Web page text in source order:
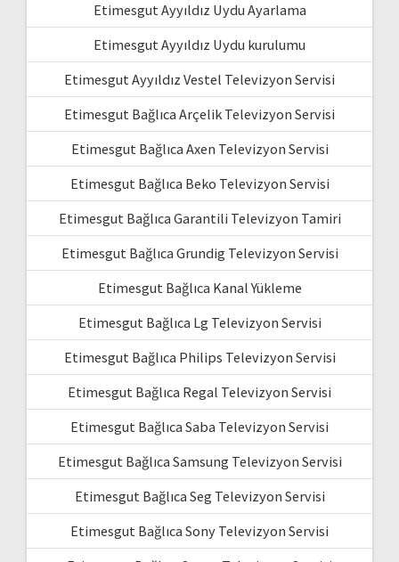
Etimesgut Ayyıldız Uydu Ayarlama
Etimesgut Ayyıldız Uydu kurulumu
Etimesgut Ayyıldız Vestel Televizyon Servisi
Etimesgut Bağlıca Arçelik Televizyon Servisi
Etimesgut Bağlıca Axen Televizyon Servisi
Etimesgut Bağlıca Beko Televizyon Servisi
Etimesgut Bağlıca Garantili Televizyon Tamiri
Etimesgut Bağlıca Grundig Televizyon Servisi
Etimesgut Bağlıca Kanal Yükleme
Etimesgut Bağlıca Lg Televizyon Servisi
Etimesgut Bağlıca Philips Televizyon Servisi
Etimesgut Bağlıca Regal Televizyon Servisi
Etimesgut Bağlıca Saba Televizyon Servisi
Etimesgut Bağlıca Samsung Televizyon Servisi
Etimesgut Bağlıca Seg Televizyon Servisi
Etimesgut Bağlıca Sony Televizyon Servisi